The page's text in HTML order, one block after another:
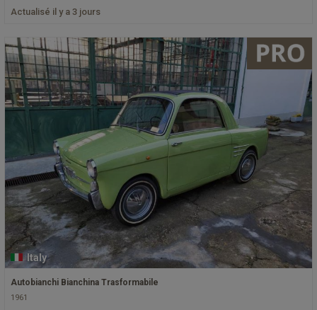
Actualisé il y a 3 jours
Italy
Autobianchi Bianchina Trasformabile
1961